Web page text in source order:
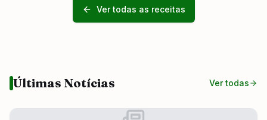
Ver todas as receitas
Últimas Notícias Ver todas